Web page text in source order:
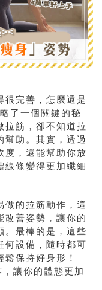
很完善，怎麼還是
了一個關鍵的秘
拉筋，卻不知道拉
幫助。其實，透過
度，還能幫助你放
線條變得更加纖細
做的拉筋動作，這
改善姿勢，讓你的
。最棒的是，這些
何設備，隨時都可
保持好身形！
讓你的體態更加